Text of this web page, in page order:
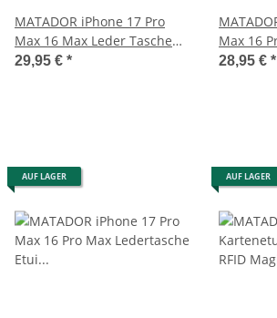
MATADOR iPhone 17 Pro
Max 16 Max Leder Tasche
Hülle Case Etui Braun
29,95 € *
Max 16
Case
28,95 € *
AUF LAGER AUF LAGER